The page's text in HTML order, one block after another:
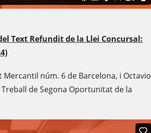
Text Refundit de la Llei Concursal:
Mercantil núm. 6 de Barcelona, ​​i Octavio
de Segona Oportunitat de la